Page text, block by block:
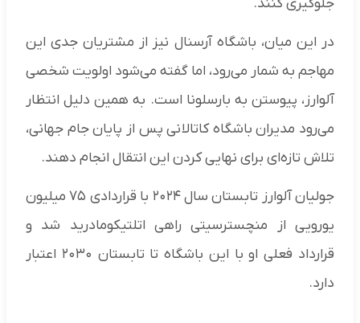
در این میان، باشگاه آرسنال نیز از مشتریان جدی این
مهاجم به شمار می‌رود، اما گفته می‌شود اولویت شخصی
آلوارز، پیوستن به بارسلونا است. به همین دلیل انتظار
می‌رود مدیران باشگاه کاتالانی پس از پایان جام جهانی،
تلاش تازه‌ای برای نهایی کردن این انتقال انجام دهند.
جولیان آلوارز تابستان سال ۲۰۲۴ با قراردادی ۷۵ میلیون
یورویی از منچسترسیتی راهی اتلتیکومادرید شد و
قرارداد فعلی او با این باشگاه تا تابستان ۲۰۳۰ اعتبار
دارد.